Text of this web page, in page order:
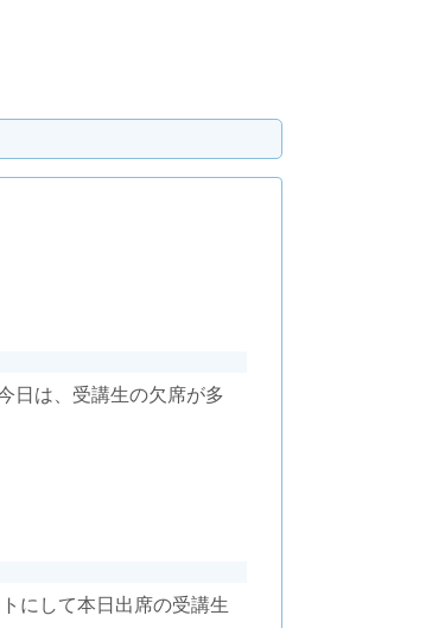
日は、受講生の欠席が多
にして本日出席の受講生